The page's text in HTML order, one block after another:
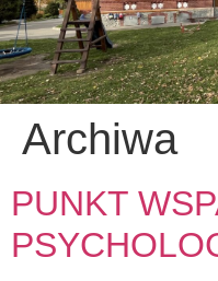
Archiwa
PUNKT